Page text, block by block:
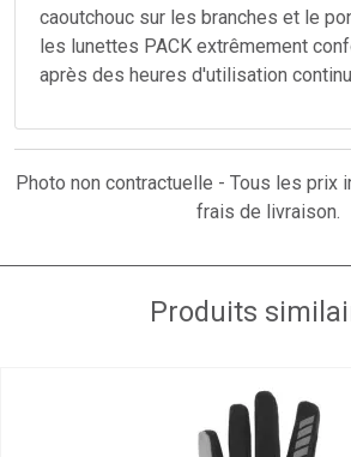
caoutchouc sur les branches et le
les lunettes PACK extrêmement
après des heures d'utilisation
Photo non contractuelle - Tous les prix
frais de livraison.
Produits